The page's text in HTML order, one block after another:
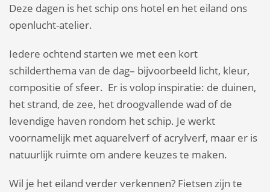
Deze dagen is het schip ons hotel en het eiland ons
openlucht-atelier.
Iedere ochtend starten we met een kort
schilderthema van de dag– bijvoorbeeld licht, kleur,
compositie of sfeer. Er is volop inspiratie: de duinen,
het strand, de zee, het droogvallende wad of de
levendige haven rondom het schip. Je werkt
voornamelijk met aquarelverf of acrylverf, maar er is
natuurlijk ruimte om andere keuzes te maken.
Wil je het eiland verder verkennen? Fietsen zijn te